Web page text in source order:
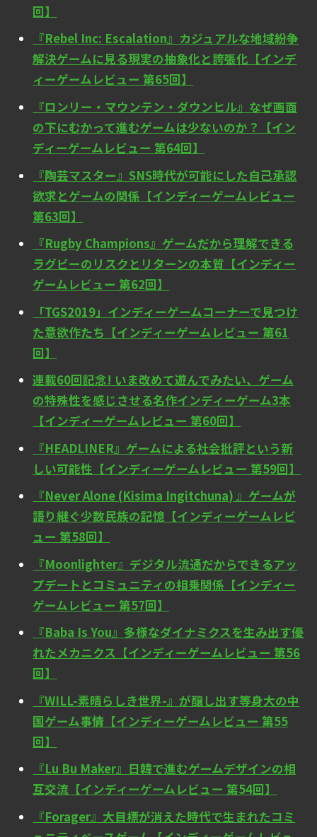
回】
『Rebel Inc: Escalation』カジュアルな地域紛争
解決ゲームに見る現実の抽象化と誇張化【インデ
ィーゲームレビュー 第65回】
『ロンリー・マウンテン・ダウンヒル』なぜ画面
の下にむかって進むゲームは少ないのか？【イン
ディーゲームレビュー 第64回】
『陶芸マスター』SNS時代が可能にした自己承認
欲求とゲームの関係【インディーゲームレビュー
第63回】
『Rugby Champions』ゲームだから理解できる
ラグビーのリスクとリターンの本質【インディー
ゲームレビュー 第62回】
「TGS2019」インディーゲームコーナーで見つけ
た意欲作たち【インディーゲームレビュー 第61
回】
連載60回記念! いま改めて遊んでみたい、ゲーム
の特殊性を感じさせる名作インディーゲーム3本
【インディーゲームレビュー 第60回】
『HEADLINER』ゲームによる社会批評という新
しい可能性【インディーゲームレビュー 第59回】
『Never Alone (Kisima Ingitchuna) 』ゲームが
語り継ぐ少数民族の記憶【インディーゲームレビ
ュー 第58回】
『Moonlighter』デジタル流通だからできるアッ
プデートとコミュニティの相乗関係【インディー
ゲームレビュー 第57回】
『Baba Is You』多様なダイナミクスを生み出す優
れたメカニクス【インディーゲームレビュー 第56
回】
『WILL-素晴らしき世界-』が醸し出す等身大の中
国ゲーム事情【インディーゲームレビュー 第55
回】
『Lu Bu Maker』日韓で進むゲームデザインの相
互交流【インディーゲームレビュー 第54回】
『Forager』大目標が消えた時代で生まれたコミ